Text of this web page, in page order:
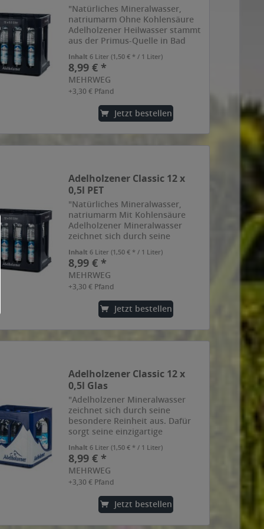
"Natürliches Mineralwasser,
natriumarm Ohne Kohlensäure
Adelholzener Heilwasser stammt
aus der Primus-Quelle in Bad
dass die Quelle vor mehr als
1700 Jahren von dem römischen
Legionär Primus entdeckt...
Inhalt6 Liter(1,50 € * / 1 Liter)
8,99 € *
MEHRWEG
+3,30 € Pfand
Jetzt bestellen
Adelholzener Classic 12 x
0,5l PET
"Natürliches Mineralwasser,
natriumarm Mit Kohlensäure
Adelholzener Mineralwasser
zeichnet sich durch seine
sorgt seine einzigartige
Herkunft: die bayerischen Alpen.
Auf seinem Weg durch das alpine
Gestein...
Inhalt6 Liter(1,50 € * / 1 Liter)
8,99 € *
MEHRWEG
+3,30 € Pfand
Jetzt bestellen
Adelholzener Classic 12 x
0,5l Glas
"Adelholzener Mineralwasser
zeichnet sich durch seine
besondere Reinheit aus. Dafür
sorgt seine einzigartige
Auf seinem Weg durch das alpine
Gestein wird das Mineralwasser
nicht nur rein, sondern auch
mit...
Inhalt6 Liter(1,50 € * / 1 Liter)
8,99 € *
MEHRWEG
+3,30 € Pfand
Jetzt bestellen